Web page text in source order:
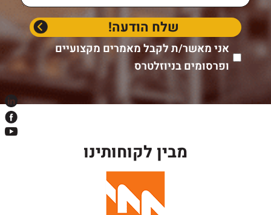
אני מאשר/ת לקבל מאמרים מקצועיים
ופרסומים בניוזלטרס
מבין לקוחותינו